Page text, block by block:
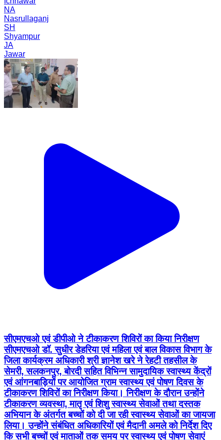
NA
Nasrullaganj
SH
Shyampur
JA
Jawar
सीएमएचओ एवं डीपीओ ने टीकाकरण शिविरों का किया निरीक्षण
सीएमएचओ डॉ. सुधीर डेहरिया एवं महिला एवं बाल विकास विभाग के
जिला कार्यक्रम अधिकारी श्री ज्ञानेश खरे ने रेहटी तहसील के
सेमरी, सलकनपुर, बोरदी सहित विभिन्न सामुदायिक स्वास्थ्य केंद्रों
एवं आंगनबाड़ियों पर आयोजित ग्राम स्वास्थ्य एवं पोषण दिवस के
टीकाकरण शिविरों का निरीक्षण किया। निरीक्षण के दौरान उन्होंने
टीकाकरण व्यवस्था, मातृ एवं शिशु स्वास्थ्य सेवाओं तथा दस्तक
अभियान के अंतर्गत बच्चों को दी जा रही स्वास्थ्य सेवाओं का जायजा
लिया। उन्होंने संबंधित अधिकारियों एवं मैदानी अमले को निर्देश दिए
कि सभी बच्चों एवं माताओं तक समय पर स्वास्थ्य एवं पोषण सेवाएं